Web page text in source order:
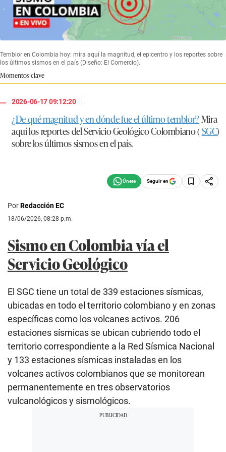
Temblor en Colombia hoy: mira aquí la magnitud, el epicentro y los reportes sobre
los últimos sismos en el país (Diseño: El Comercio).
Momentos clave
2026-06-17 09:12:20
|
¿De qué magnitud y en dónde fue el último temblor?Mira
aquí los reportes del Servicio Geológico Colombiano (SGC)
sobre los últimos sismos en el país.
Seguir en
PorRedacción EC
18/06/2026, 08:28 p.m.
Sismo en Colombia vía el
Servicio Geológico
El SGC tiene un total de 339 estaciones sísmicas,
ubicadas en todo el territorio colombiano y en zonas
específicas como los volcanes activos. 206
estaciones sísmicas se ubican cubriendo todo el
territorio correspondiente a la Red Sísmica Nacional
y 133 estaciones sísmicas instaladas en los
volcanes activos colombianos que se monitorean
permanentemente en tres observatorios
vulcanológicos y sismológicos.